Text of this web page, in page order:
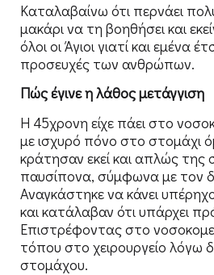
Καταλαβαίνω ότι περνάει
μακάρι να τη βοηθήσει και
όλοι οι Άγιοι γιατί και εμένα
προσευχές των ανθρώπων.
Πώς έγινε η λάθος μετάγγιση
Η 45χρονη είχε πάει στο
με ισχυρό πόνο στο στομάχι
κράτησαν εκεί και απλώς
παυσίπονα, σύμφωνα με τον
Αναγκάστηκε να κάνει
και κατάλαβαν ότι υπάρχει
Επιστρέφοντας στο
τόπου στο χειρουργείο λόγω
στομάχου.